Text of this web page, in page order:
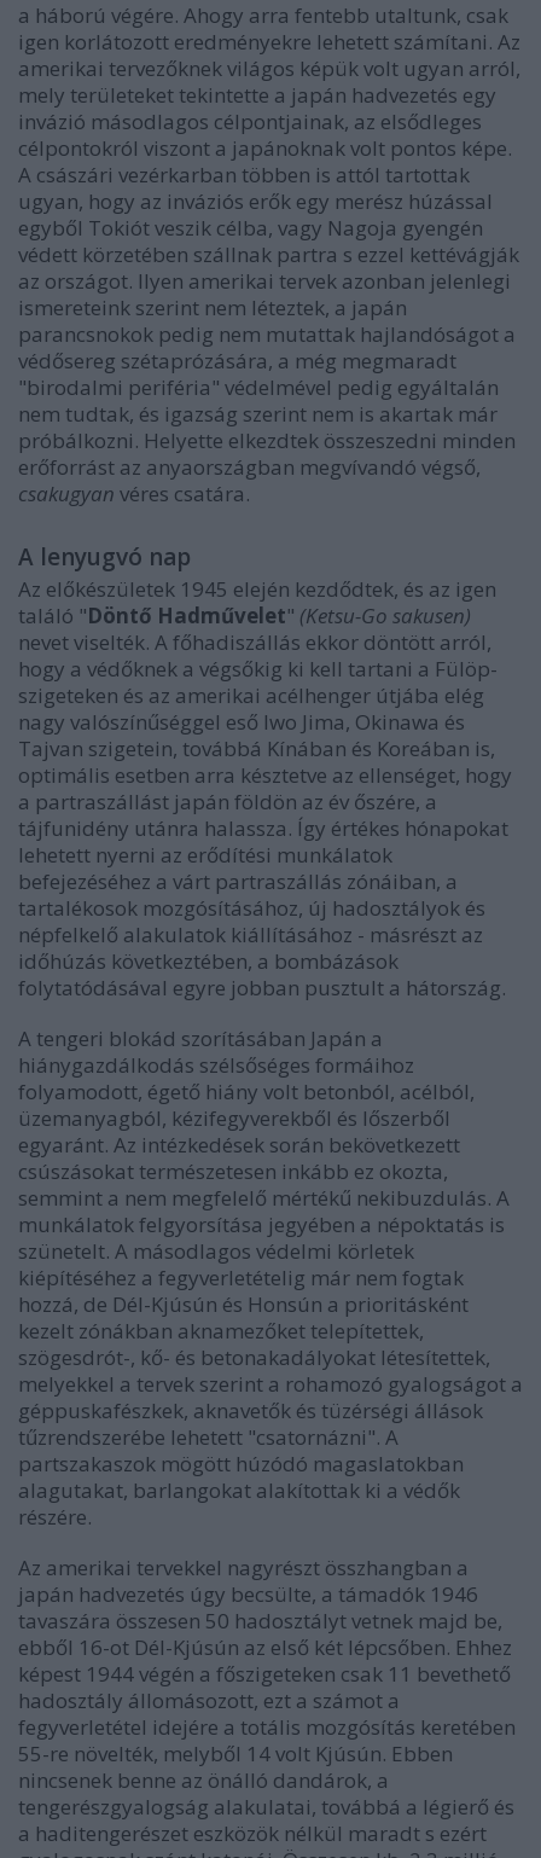
a háború végére. Ahogy arra fentebb utaltunk, csak
igen korlátozott eredményekre lehetett számítani. Az
amerikai tervezőknek világos képük volt ugyan arról,
mely területeket tekintette a japán hadvezetés egy
invázió másodlagos célpontjainak, az elsődleges
célpontokról viszont a japánoknak volt pontos képe.
A császári vezérkarban többen is attól tartottak
ugyan, hogy az inváziós erők egy merész húzással
egyből Tokiót veszik célba, vagy Nagoja gyengén
védett körzetében szállnak partra s ezzel kettévágják
az országot. Ilyen amerikai tervek azonban jelenlegi
ismereteink szerint nem léteztek, a japán
parancsnokok pedig nem mutattak hajlandóságot a
védősereg szétaprózására, a még megmaradt
"birodalmi periféria" védelmével pedig egyáltalán
nem tudtak, és igazság szerint nem is akartak már
próbálkozni. Helyette elkezdtek összeszedni minden
erőforrást az anyaországban megvívandó végső,
csakugyan véres csatára.
A lenyugvó nap
Az előkészületek 1945 elején kezdődtek, és az igen
találó "Döntő Hadművelet" (Ketsu-Go sakusen)
nevet viselték. A főhadiszállás ekkor döntött arról,
hogy a védőknek a végsőkig ki kell tartani a Fülöp-
szigeteken és az amerikai acélhenger útjába elég
nagy valószínűséggel eső Iwo Jima, Okinawa és
Tajvan szigetein, továbbá Kínában és Koreában is,
optimális esetben arra késztetve az ellenséget, hogy
a partraszállást japán földön az év őszére, a
tájfunidény utánra halassza. Így értékes hónapokat
lehetett nyerni az erődítési munkálatok
befejezéséhez a várt partraszállás zónáiban, a
tartalékosok mozgósításához, új hadosztályok és
népfelkelő alakulatok kiállításához - másrészt az
időhúzás következtében, a bombázások
folytatódásával egyre jobban pusztult a hátország.
A tengeri blokád szorításában Japán a
hiánygazdálkodás szélsőséges formáihoz
folyamodott, égető hiány volt betonból, acélból,
üzemanyagból, kézifegyverekből és lőszerből
egyaránt. Az intézkedések során bekövetkezett
csúszásokat természetesen inkább ez okozta,
semmint a nem megfelelő mértékű nekibuzdulás. A
munkálatok felgyorsítása jegyében a népoktatás is
szünetelt. A másodlagos védelmi körletek
kiépítéséhez a fegyverletételig már nem fogtak
hozzá, de Dél-Kjúsún és Honsún a prioritásként
kezelt zónákban aknamezőket telepítettek,
szögesdrót-, kő- és betonakadályokat létesítettek,
melyekkel a tervek szerint a rohamozó gyalogságot a
géppuskafészkek, aknavetők és tüzérségi állások
tűzrendszerébe lehetett "csatornázni". A
partszakaszok mögött húzódó magaslatokban
alagutakat, barlangokat alakítottak ki a védők
részére.
Az amerikai tervekkel nagyrészt összhangban a
japán hadvezetés úgy becsülte, a támadók 1946
tavaszára összesen 50 hadosztályt vetnek majd be,
ebből 16-ot Dél-Kjúsún az első két lépcsőben. Ehhez
képest 1944 végén a főszigeteken csak 11 bevethető
hadosztály állomásozott, ezt a számot a
fegyverletétel idejére a totális mozgósítás keretében
55-re növelték, melyből 14 volt Kjúsún. Ebben
nincsenek benne az önálló dandárok, a
tengerészgyalogság alakulatai, továbbá a légierő és
a haditengerészet eszközök nélkül maradt s ezért